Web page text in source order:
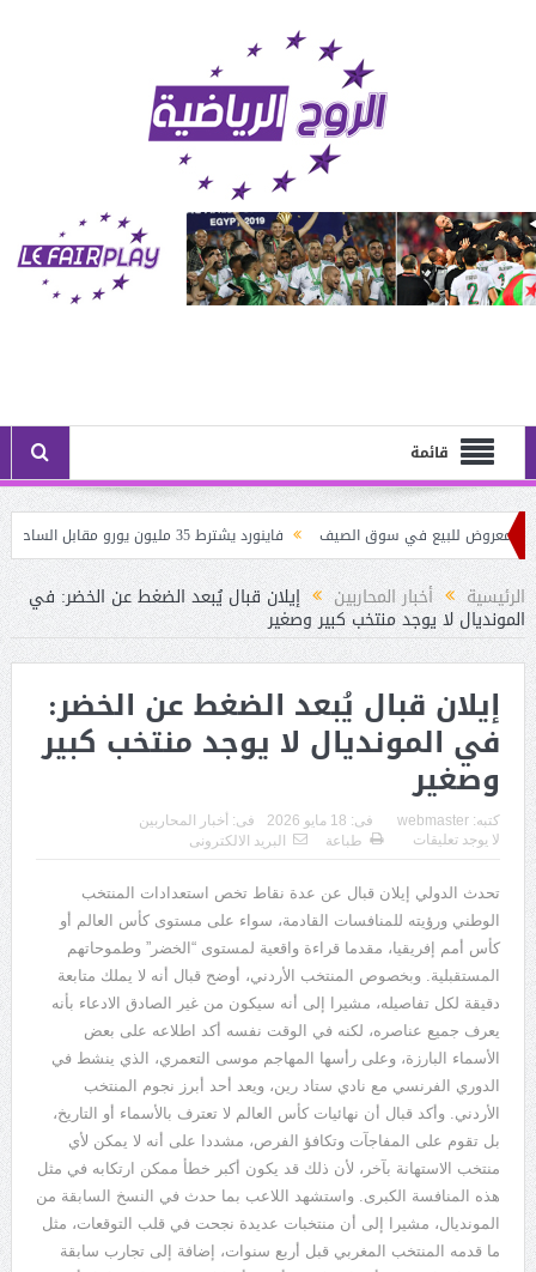
قائمة
للبيع في سوق الصيف
فاينورد يشترط 35 مليون يورو مقابل الساحر الجزائري: أستون فيلا يُنــافس نيوكاسل على حــاج موسى
لخلافة بيتكوفيتش
الرئيسية أخبار المحاربين إيلان قبال يُبعد الضغط عن الخضر: في
المونديال لا يوجد منتخب كبير وصغير
إيلان قبال يُبعد الضغط عن الخضر:
في المونديال لا يوجد منتخب كبير
وصغير
كتبه: webmaster فى: 18 مايو 2026 فى: أخبار المحاربين
لا يوجد تعليقات
طباعة البريد الالكترونى
تحدث الدولي إيلان قبال عن عدة نقاط تخص استعدادات المنتخب
الوطني ورؤيته للمنافسات القادمة، سواء على مستوى كأس العالم أو
كأس أمم إفريقيا، مقدما قراءة واقعية لمستوى “الخضر ”وطموحاتهم
المستقبلية. وبخصوص المنتخب الأردني، أوضح قبال أنه لا يملك متابعة
دقيقة لكل تفاصيله، مشيرا إلى أنه سيكون من غير الصادق الادعاء بأنه
يعرف جميع عناصره، لكنه في الوقت نفسه أكد اطلاعه على بعض
الأسماء البارزة، وعلى رأسها المهاجم موسى التعمري، الذي ينشط في
الدوري الفرنسي مع نادي ستاد رين، ويعد أحد أبرز نجوم المنتخب
الأردني. وأكد قبال أن نهائيات كأس العالم لا تعترف بالأسماء أو التاريخ،
بل تقوم على المفاجآت وتكافؤ الفرص، مشددا على أنه لا يمكن لأي
منتخب الاستهانة بآخر، لأن ذلك قد يكون أكبر خطأ ممكن ارتكابه في مثل
هذه المنافسة الكبرى. واستشهد اللاعب بما حدث في النسخ السابقة من
المونديال، مشيرا إلى أن منتخبات عديدة نجحت في قلب التوقعات، مثل
ما قدمه المنتخب المغربي قبل أربع سنوات، إضافة إلى تجارب سابقة